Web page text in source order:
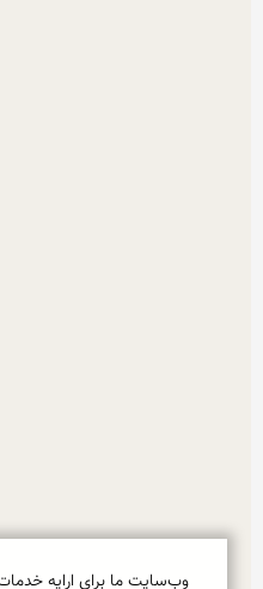
وب‌سایت ما برای ارایه